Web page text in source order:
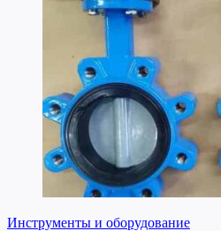
Инструменты и оборудование